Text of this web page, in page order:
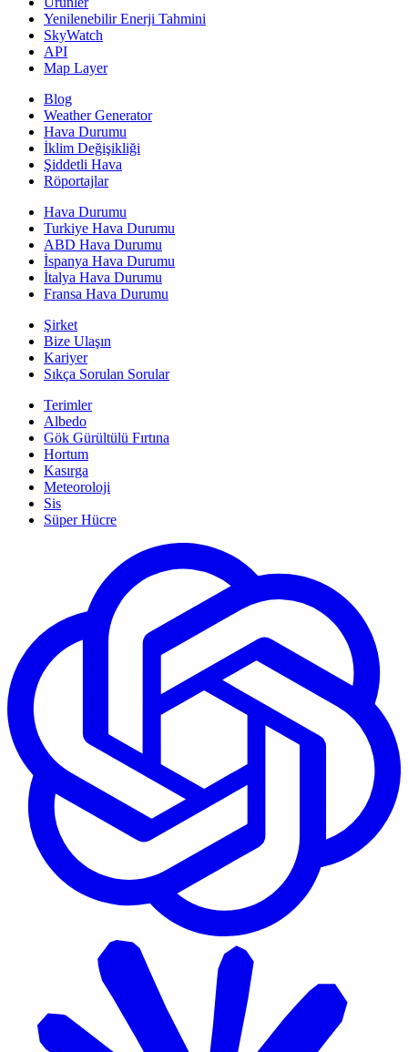
Yenilenebilir Enerji Tahmini
SkyWatch
API
Map Layer
Blog
Weather Generator
Hava Durumu
İklim Değişikliği
Şiddetli Hava
Röportajlar
Hava Durumu
Turkiye Hava Durumu
ABD Hava Durumu
İspanya Hava Durumu
İtalya Hava Durumu
Fransa Hava Durumu
Şirket
Bize Ulaşın
Kariyer
Sıkça Sorulan Sorular
Terimler
Albedo
Gök Gürültülü Fırtına
Hortum
Kasırga
Meteoroloji
Sis
Süper Hücre